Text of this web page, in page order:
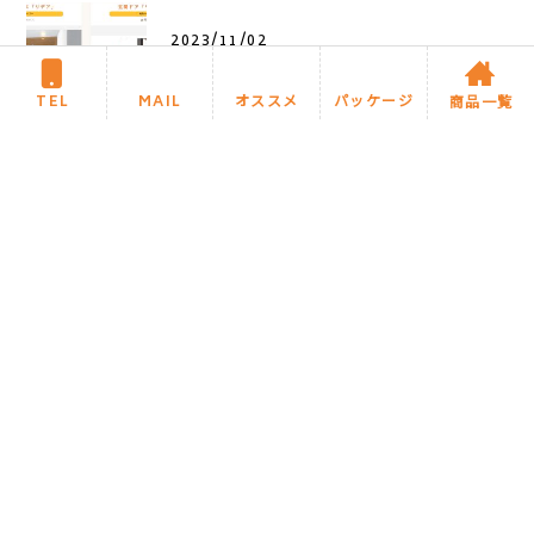
2023/11/02
【2023年11月度 今月のオススメ商
品】 ●LIXILｼｽﾃﾑﾊﾞｽ「リデア」Cタ
TEL MAIL オススメ パッケージ 商品一覧